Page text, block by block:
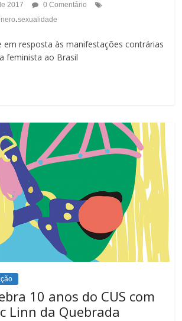
2017
0 Comentário
.sexualidade
em resposta às manifestações contrárias
feminista ao Brasil
10 anos do CUS com
Linn da Quebrada